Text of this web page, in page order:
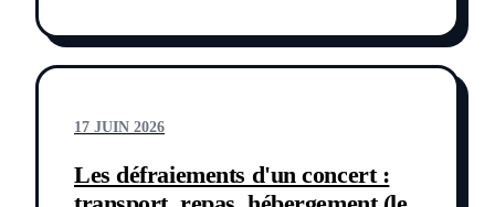
17 JUIN 2026
Les défraiements d'un concert :